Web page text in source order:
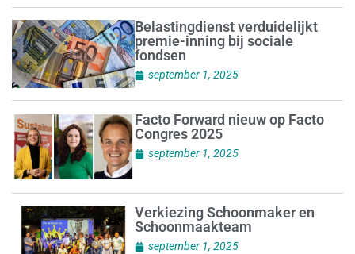
Belastingdienst verduidelijkt
premie-inning bij sociale
fondsen
september 1, 2025
Facto Forward nieuw op Facto
Congres 2025
september 1, 2025
Verkiezing Schoonmaker en
Schoonmaakteam
september 1, 2025